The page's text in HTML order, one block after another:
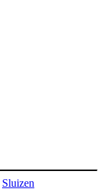
Sluizen